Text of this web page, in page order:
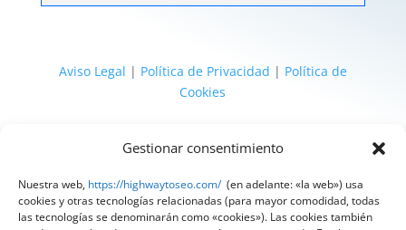
Gestionar consentimiento
Nuestra web, https://highwaytoseo.com/ (en adelante: «la web») usa
cookies y otras tecnologías relacionadas (para mayor comodidad, todas
las tecnologías se denominarán como «cookies»). Las cookies también
Aviso Legal | Política de Privacidad | Política de
Cookies
@ 2025 Diseñado por HighWay To Seo | Textos
Compliance«Tu Compliance de confianza»